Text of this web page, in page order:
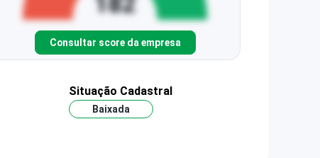
Consultar score da empresa
Situação Cadastral
Baixada